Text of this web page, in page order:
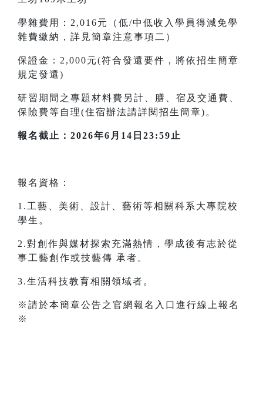
學雜費用：2,016元（低/中低收入學員得減免學
雜費繳納，詳見簡章注意事項二）
保證金：2,000元(符合發還要件，將依招生簡章
規定發還)
研習期間之專題材料費另計、膳、宿及交通費、
保險費等自理(住宿辦法請詳閱招生簡章)。
報名截止：2026年6月14日23:59止
報名資格：
1.工藝、美術、設計、藝術等相關科系大專院校
學生。
2.對創作與媒材探索充滿熱情，學成後有志於從
事工藝創作或技藝傳 承者。
3.生活科技教育相關領域者。
※請於本簡章公告之官網報名入口進行線上報名
※